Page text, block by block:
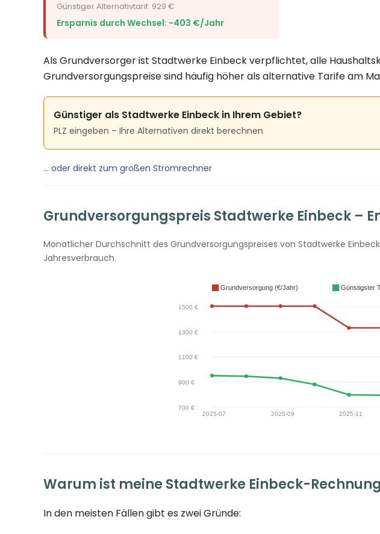
Günstiger Alternativtarif: 929 €
Ersparnis durch Wechsel: −403 €/Jahr
Als Grundversorger ist Stadtwerke Einbeck verpflichtet, alle
Grundversorgungspreise sind häufig höher als alternative Tarife am
Günstiger als Stadtwerke Einbeck in Ihrem Gebiet?
PLZ eingeben – Ihre Alternativen direkt berechnen
… oder direkt zum großen Stromrechner
Grundversorgungspreis Stadtwerke Einbeck –
Monatlicher Durchschnitt des Grundversorgungspreises von Stadtwerke
Jahresverbrauch.
Warum ist meine Stadtwerke Einbeck-
In den meisten Fällen gibt es zwei Gründe: